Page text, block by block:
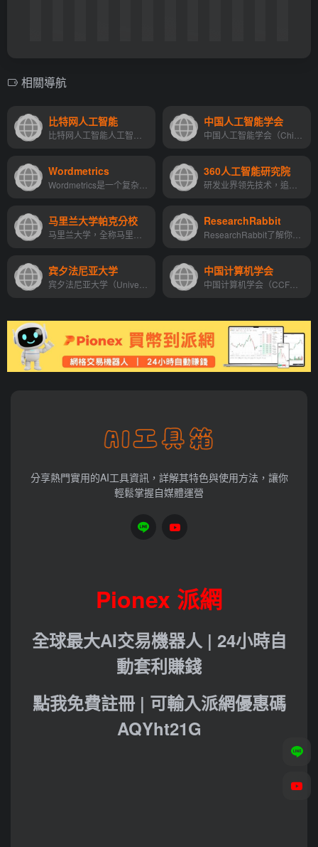
相關導航
比特网人工智能 中国人工智能学会
Wordmetrics 360人工智能研究院
马里兰大学帕克分校 ResearchRabbit
宾夕法尼亚大学 中国计算机学会
分享熱門實用的AI工具資訊，詳解其特色與使用方法，讓你
輕鬆掌握自媒體運營
Pionex 派網
全球最大AI交易機器人 | 24小時自
動套利賺錢
點我免費註冊 | 可輸入派網優惠碼
AQYht21G